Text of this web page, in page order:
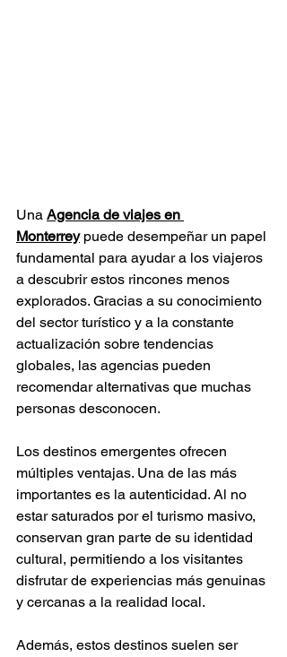
Una Agencia de viajes en
Monterrey puede desempeñar un papel
fundamental para ayudar a los viajeros
a descubrir estos rincones menos
explorados. Gracias a su conocimiento
del sector turístico y a la constante
actualización sobre tendencias
globales, las agencias pueden
recomendar alternativas que muchas
personas desconocen.
Los destinos emergentes ofrecen
múltiples ventajas. Una de las más
importantes es la autenticidad. Al no
estar saturados por el turismo masivo,
conservan gran parte de su identidad
cultural, permitiendo a los visitantes
disfrutar de experiencias más genuinas
y cercanas a la realidad local.
Además, estos destinos suelen ser